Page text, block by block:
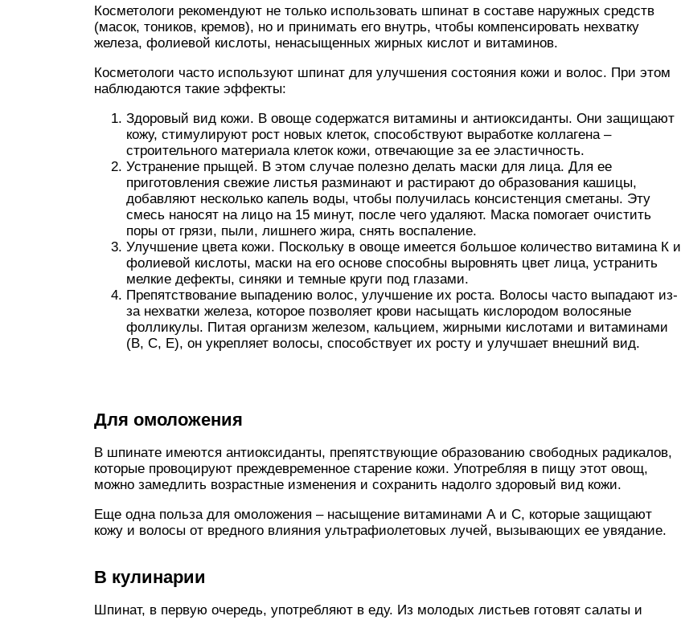
Косметологи рекомендуют не только использовать шпинат в составе наружных средств
(масок, тоников, кремов), но и принимать его внутрь, чтобы компенсировать нехватку
железа, фолиевой кислоты, ненасыщенных жирных кислот и витаминов.
Косметологи часто используют шпинат для улучшения состояния кожи и волос. При этом
наблюдаются такие эффекты:
Здоровый вид кожи. В овоще содержатся витамины и антиоксиданты. Они защищают
кожу, стимулируют рост новых клеток, способствуют выработке коллагена –
строительного материала клеток кожи, отвечающие за ее эластичность.
Устранение прыщей. В этом случае полезно делать маски для лица. Для ее
приготовления свежие листья разминают и растирают до образования кашицы,
добавляют несколько капель воды, чтобы получилась консистенция сметаны. Эту
смесь наносят на лицо на 15 минут, после чего удаляют. Маска помогает очистить
поры от грязи, пыли, лишнего жира, снять воспаление.
Улучшение цвета кожи. Поскольку в овоще имеется большое количество витамина К и
фолиевой кислоты, маски на его основе способны выровнять цвет лица, устранить
мелкие дефекты, синяки и темные круги под глазами.
Препятствование выпадению волос, улучшение их роста. Волосы часто выпадают из-
за нехватки железа, которое позволяет крови насыщать кислородом волосяные
фолликулы. Питая организм железом, кальцием, жирными кислотами и витаминами
(В, С, Е), он укрепляет волосы, способствует их росту и улучшает внешний вид.
Для омоложения
В шпинате имеются антиоксиданты, препятствующие образованию свободных радикалов,
которые провоцируют преждевременное старение кожи. Употребляя в пищу этот овощ,
можно замедлить возрастные изменения и сохранить надолго здоровый вид кожи.
Еще одна польза для омоложения – насыщение витаминами А и С, которые защищают
кожу и волосы от вредного влияния ультрафиолетовых лучей, вызывающих ее увядание.
В кулинарии
Шпинат, в первую очередь, употребляют в еду. Из молодых листьев готовят салаты и